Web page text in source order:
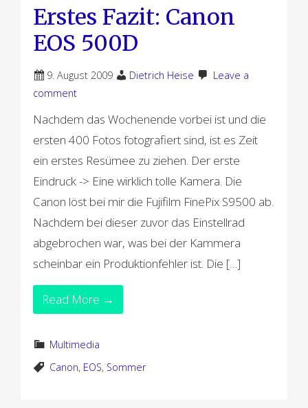
Erstes Fazit: Canon
EOS 500D
9. August 2009 Dietrich Heise
Leave a
comment
Nachdem das Wochenende vorbei ist und die
ersten 400 Fotos fotografiert sind, ist es Zeit
ein erstes Resümee zu ziehen. Der erste
Eindruck -> Eine wirklich tolle Kamera. Die
Canon löst bei mir die Fujifilm FinePix S9500 ab.
Nachdem bei dieser zuvor das Einstellrad
abgebrochen war, was bei der Kammera
scheinbar ein Produktionfehler ist. Die […]
Read More →
Multimedia
Canon, EOS, Sommer